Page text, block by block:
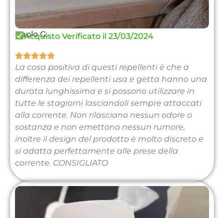
Paolo G.
Acquisto Verificato il 23/03/2024

La cosa positiva di questi repellenti è che a
differenza dei repellenti usa e getta hanno una
durata lunghissima e si possono utilizzare in
tutte le stagiorni lasciandoli sempre attaccati
alla corrente. Non rilasciano nessun odore o
sostanza e non emettono nessun rumore,
inoltre il design del prodotto è molto discreto e
si adatta perfettamente alle prese della
corrente. CONSIGLIATO